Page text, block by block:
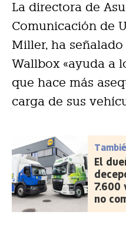
La directora de
Comunicación de
Miller, ha
Wallbox «ayuda a
que hace más
carga de sus
El
7.600
no